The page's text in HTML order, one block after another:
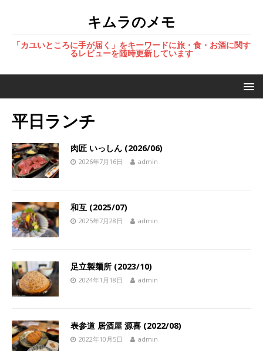
キムラのメモ
「カユいところに手が届く」をキーワードに旅・食・お酒に関す
るレビューを随時更新しています
平日ランチ
肉匠 いっしん (2026/06)
2026年7月16日 admin
和互 (2025/07)
2025年7月28日 admin
足立製麺所 (2023/10)
2024年1月18日 admin
表参道 居酒屋 源喜 (2022/08)
2022年10月5日 admin